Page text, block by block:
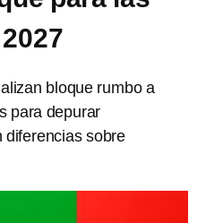
bloque rumbo a
para depurar
diferencias sobre